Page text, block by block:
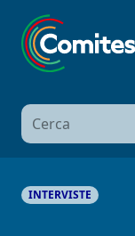
Ricerca
per:
INTERVISTE